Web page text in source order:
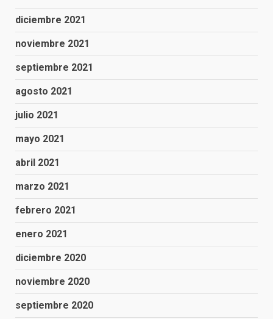
diciembre 2021
noviembre 2021
septiembre 2021
agosto 2021
julio 2021
mayo 2021
abril 2021
marzo 2021
febrero 2021
enero 2021
diciembre 2020
noviembre 2020
septiembre 2020